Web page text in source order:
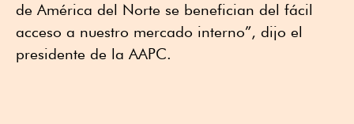
de América del Norte se benefician del fácil
acceso a nuestro mercado interno”, dijo el
presidente de la AAPC.